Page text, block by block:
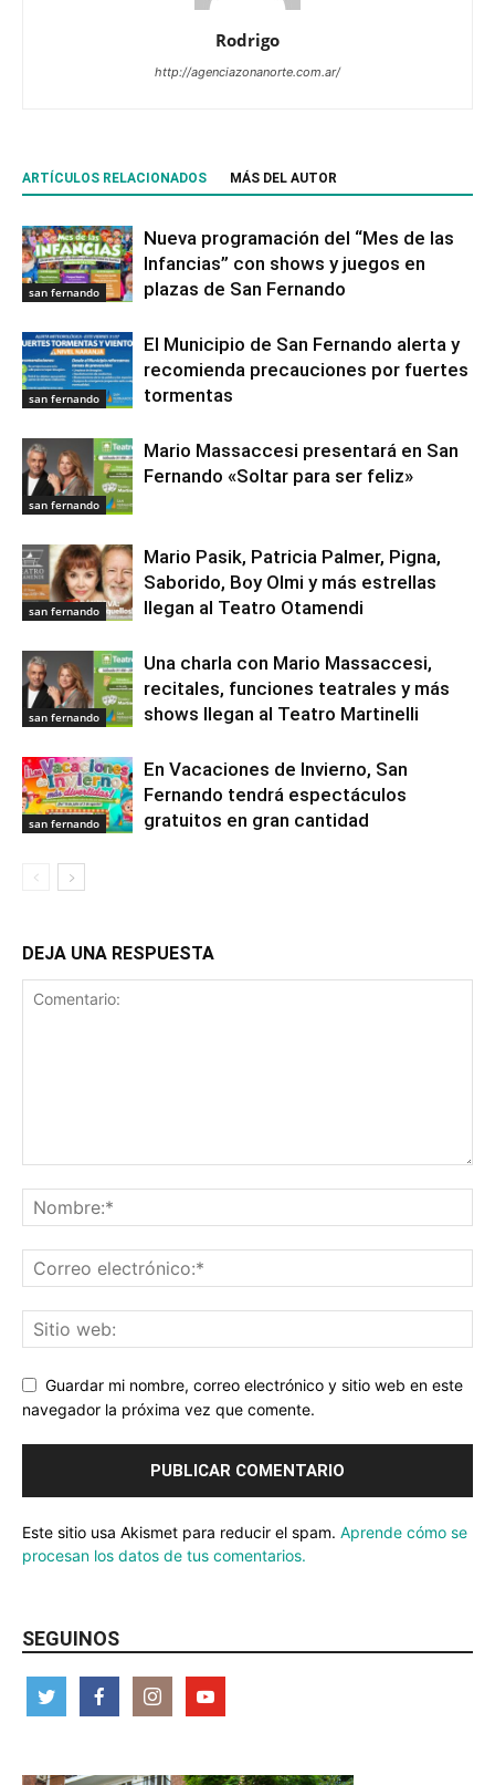
Rodrigo
http://agenciazonanorte.com.ar/
ARTÍCULOS RELACIONADOS MÁS DEL AUTOR
san fernando
Nueva programación del “Mes de las
Infancias” con shows y juegos en
plazas de San Fernando
san fernando
El Municipio de San Fernando alerta y
recomienda precauciones por fuertes
tormentas
san fernando
Mario Massaccesi presentará en San
Fernando «Soltar para ser feliz»
san fernando
Mario Pasik, Patricia Palmer, Pigna,
Saborido, Boy Olmi y más estrellas
llegan al Teatro Otamendi
san fernando
Una charla con Mario Massaccesi,
recitales, funciones teatrales y más
shows llegan al Teatro Martinelli
san fernando
En Vacaciones de Invierno, San
Fernando tendrá espectáculos
gratuitos en gran cantidad
DEJA UNA RESPUESTA
Guardar mi nombre, correo electrónico y sitio web en este
navegador la próxima vez que comente.
Este sitio usa Akismet para reducir el spam. Aprende cómo se
procesan los datos de tus comentarios.
SEGUINOS